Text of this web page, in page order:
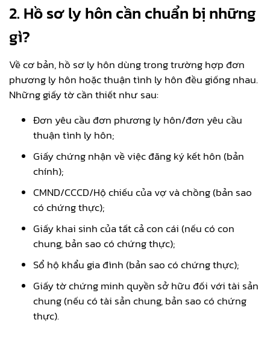
2. Hồ sơ ly hôn cần chuẩn bị những
gì?
Về cơ bản, hồ sơ ly hôn dùng trong trường hợp đơn
phương ly hôn hoặc thuận tình ly hôn đều giống nhau.
Những giấy tờ cần thiết như sau:
Đơn yêu cầu đơn phương ly hôn/đơn yêu cầu
thuận tình ly hôn;
Giấy chứng nhận về việc đăng ký kết hôn (bản
chính);
CMND/CCCD/Hộ chiếu của vợ và chồng (bản sao
có chứng thực);
Giấy khai sinh của tất cả con cái (nếu có con
chung, bản sao có chứng thực);
Sổ hộ khẩu gia đình (bản sao có chứng thực);
Giấy tờ chứng minh quyền sở hữu đối với tài sản
chung (nếu có tài sản chung, bản sao có chứng
thực).